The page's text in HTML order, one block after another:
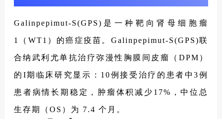
Galinpepimut-S(GPS)是一种靶向肾母细胞瘤
1（WT1）的癌症疫苗。Galinpepimut-S(GPS)联
合纳武利尤单抗治疗弥漫性胸膜间皮瘤（DPM）
的I期临床研究显示：10例接受治疗的患者中3例
患者病情长期稳定，肿瘤体积减少17%，中位总
生存期（OS）为 7.4 个月。